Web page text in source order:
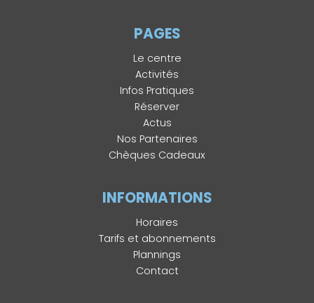
PAGES
Le centre
Activités
Infos Pratiques
Réserver
Actus
Nos Partenaires
Chèques Cadeaux
INFORMATIONS
Horaires
Tarifs et abonnements
Plannings
Contact